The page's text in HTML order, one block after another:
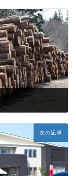
次の記事